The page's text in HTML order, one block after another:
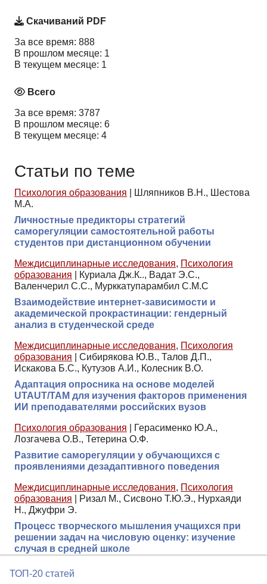
Скачиваний PDF
За все время: 888
В прошлом месяце: 1
В текущем месяце: 1
Всего
За все время: 3787
В прошлом месяце: 6
В текущем месяце: 4
Статьи по теме
Психология образования
Шляпников В.Н., Шестова
М.А.
Личностные предикторы стратегий
саморегуляции самостоятельной работы
студентов при дистанционном обучении
Междисциплинарные исследования, Психология
образования
Куриала Дж.К.., Вадат Э.С.,
Валенчерил С.С., Мурккатупарамбил С.М.С
Взаимодействие интернет-зависимости и
академической прокрастинации: гендерный
анализ в студенческой среде
Междисциплинарные исследования, Психология
образования
Сибирякова Ю.В., Талов Д.П.,
Искакова Б.С., Кутузов А.И., Колесник В.О.
Адаптация опросника на основе моделей
UTAUT/TAM для изучения факторов применения
ИИ преподавателями российских вузов
Психология образования
Герасименко Ю.А.,
Лозгачева О.В., Тетерина О.Ф.
Развитие саморегуляции у обучающихся с
проявлениями дезадаптивного поведения
Междисциплинарные исследования, Психология
образования
Ризал М., Сисвоно Т.Ю.Э., Нурхаяди
Н., Джуфри Э.
Процесс творческого мышления учащихся при
решении задач на числовую оценку: изучение
случая в средней школе
ТОП-20 статей